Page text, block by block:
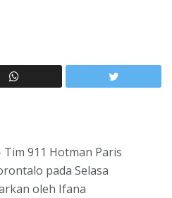
Tim 911 Hotman Paris
pada Selasa
oleh Ifana